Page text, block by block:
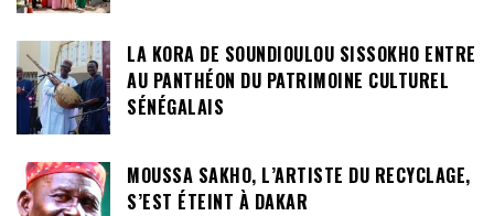
LA KORA DE SOUNDIOULOU SISSOKHO ENTRE
AU PANTHÉON DU PATRIMOINE CULTUREL
SÉNÉGALAIS
MOUSSA SAKHO, L’ARTISTE DU RECYCLAGE,
S’EST ÉTEINT À DAKAR